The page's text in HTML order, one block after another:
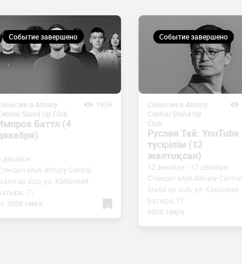
Событие завершено
в Almaty
Stand Up Club
1639
Баттл (4
декабря
клуб Almaty Central
up club, ул. Кабанбай
71
3000 тенге
Событие завершено
События в Almaty
Central Stand Up
Club
Руслан Тай: YouTube
түсірілім (12
желтоқсан)
12 декабря - 12 декабря
Стендап клуб Almaty Central
Stand up club, ул. Кабанбай
Батыра, 71
6000 теңге